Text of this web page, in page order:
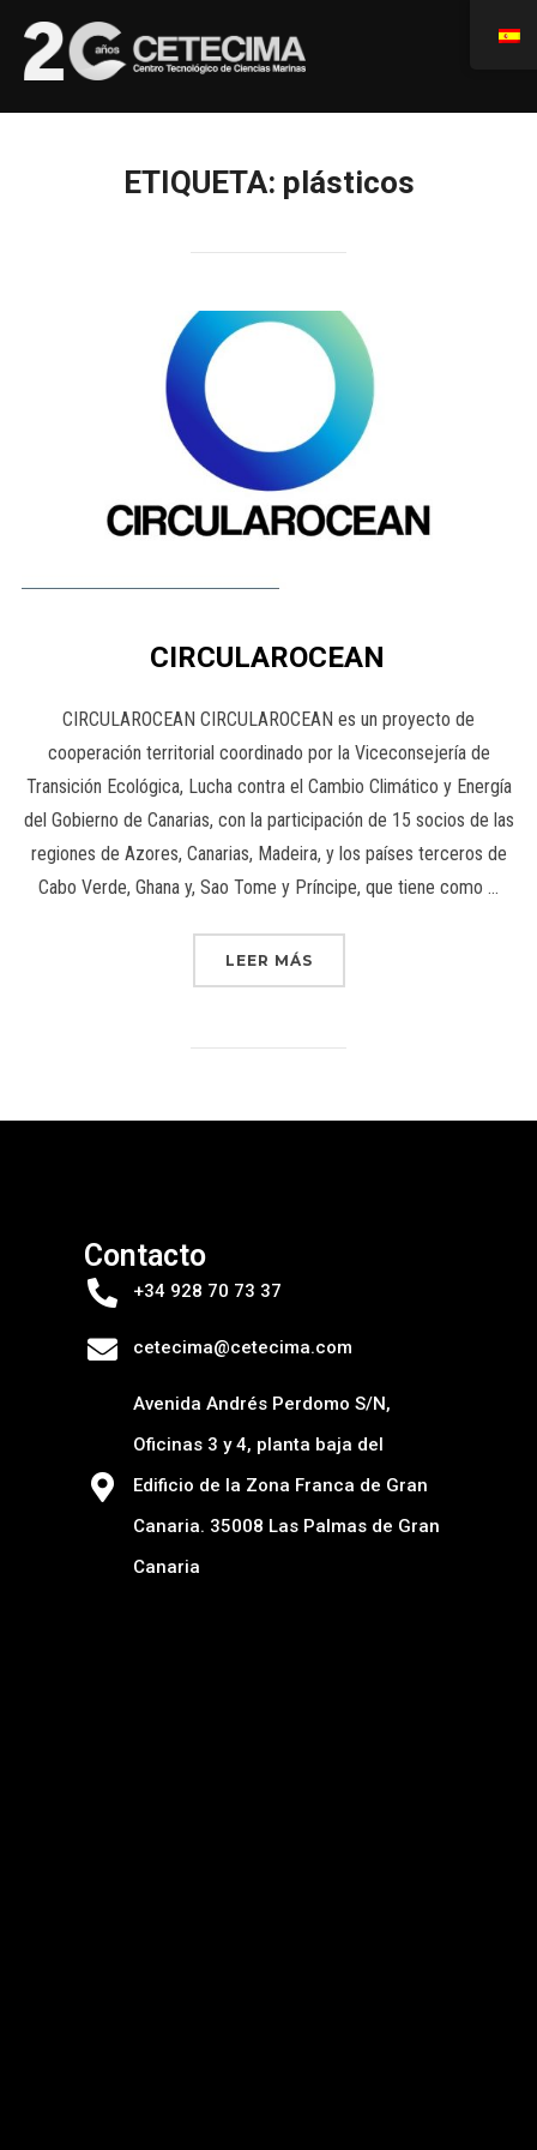
ETIQUETA: plásticos
CIRCULAROCEAN
CIRCULAROCEAN CIRCULAROCEAN es un proyecto de
cooperación territorial coordinado por la Viceconsejería de
Transición Ecológica, Lucha contra el Cambio Climático y Energía
del Gobierno de Canarias, con la participación de 15 socios de las
regiones de Azores, Canarias, Madeira, y los países terceros de
Cabo Verde, Ghana y, Sao Tome y Príncipe, que tiene como …
LEER MÁS
Contacto
+34 928 70 73 37
cetecima@cetecima.com
Avenida Andrés Perdomo S/N,
Oficinas 3 y 4, planta baja del
Edificio de la Zona Franca de Gran
Canaria. 35008 Las Palmas de Gran
Canaria